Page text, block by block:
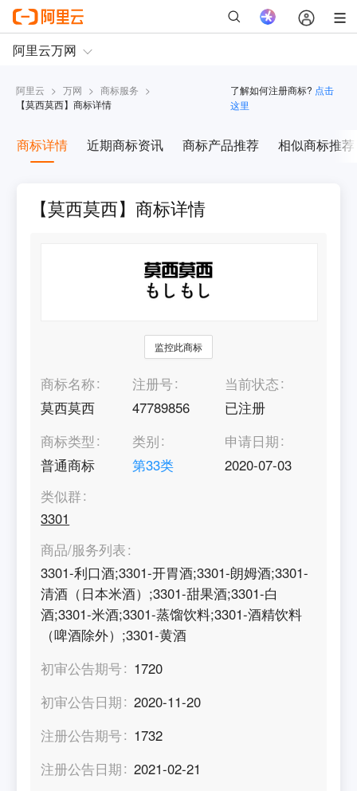
阿里云 > 万网 > 商标服务 >
【莫西莫西】商标详情
了解如何注册商标? 点击
这里
商标详情 近期商标资讯 商标产品推荐 相似商标推荐
【莫西莫西】商标详情
监控此商标
商标名称
莫西莫西
注册号
47789856
当前状态
已注册
商标类型
普通商标
类别
第33类
申请日期
2020-07-03
类似群
3301
商品/服务列表
3301-利口酒;3301-开胃酒;3301-朗姆酒;3301-
清酒（日本米酒）;3301-甜果酒;3301-白
酒;3301-米酒;3301-蒸馏饮料;3301-酒精饮料
（啤酒除外）;3301-黄酒
初审公告期号
1720
初审公告日期
2020-11-20
注册公告期号
1732
注册公告日期
2021-02-21